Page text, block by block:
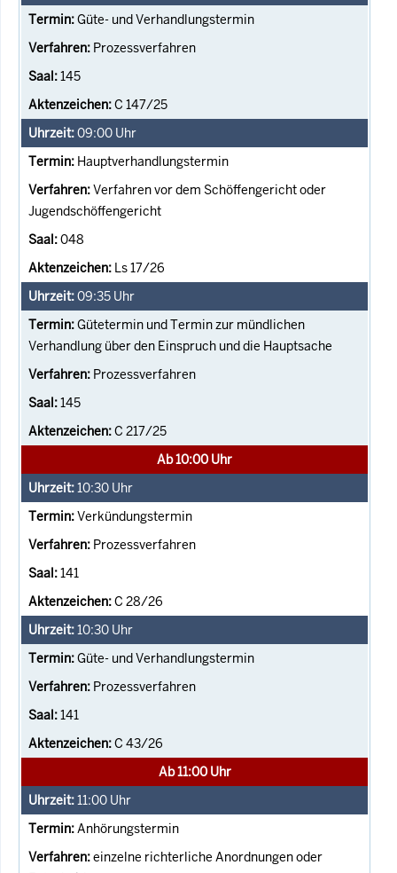
Güte- und Verhandlungstermin
Prozessverfahren
145
C 147/25
09:00 Uhr
Hauptverhandlungstermin
Verfahren vor dem Schöffengericht oder
Jugendschöffengericht
048
Ls 17/26
09:35 Uhr
Gütetermin und Termin zur mündlichen
Verhandlung über den Einspruch und die Hauptsache
Prozessverfahren
145
C 217/25
Ab 10:00 Uhr
10:30 Uhr
Verkündungstermin
Prozessverfahren
141
C 28/26
10:30 Uhr
Güte- und Verhandlungstermin
Prozessverfahren
141
C 43/26
Ab 11:00 Uhr
11:00 Uhr
Anhörungstermin
einzelne richterliche Anordnungen oder